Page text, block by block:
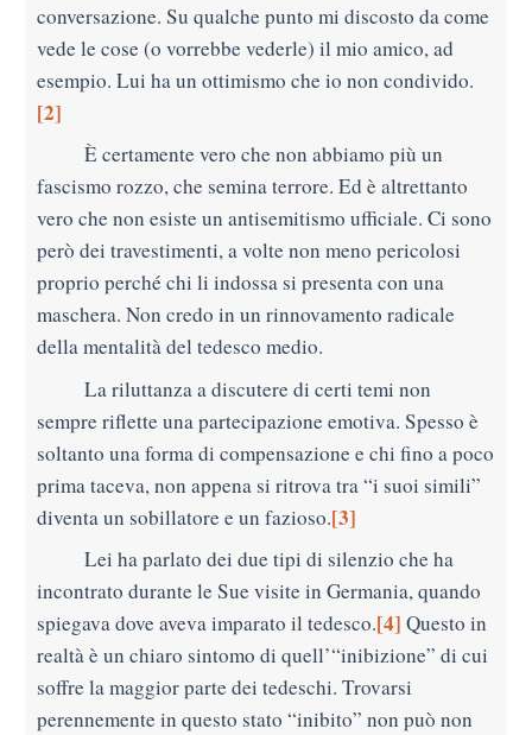
conversazione. Su qualche punto mi discosto da come
vede le cose (o vorrebbe vederle) il mio amico, ad
esempio. Lui ha un ottimismo che io non condivido.
[2]
È certamente vero che non abbiamo più un
fascismo rozzo, che semina terrore. Ed è altrettanto
vero che non esiste un antisemitismo ufficiale. Ci sono
però dei travestimenti, a volte non meno pericolosi
proprio perché chi li indossa si presenta con una
maschera. Non credo in un rinnovamento radicale
della mentalità del tedesco medio.
La riluttanzaa discutere di certi temi non
sempre riflette una partecipazione emotiva. Spesso è
soltanto una forma di compensazione e chi fino a poco
prima taceva, non appena si ritrova tra “i suoi simili”
diventa un sobillatore e un fazioso.[3]
Lei ha parlato dei due tipi di silenzio che ha
incontrato durante le Sue visite in Germania, quando
spiegava dove aveva imparato il tedesco.[4] Questo in
realtà è un chiaro sintomo di quell’“inibizione” di cui
soffre la maggior parte dei tedeschi. Trovarsi
perennemente in questo stato “inibito” non può non